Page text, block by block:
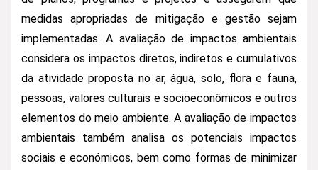
medidas apropriadas de mitigação e gestão sejam
implementadas. A avaliação de impactos ambientais
considera os impactos diretos, indiretos e cumulativos
da atividade proposta no ar, água, solo, flora e fauna,
pessoas, valores culturais e socioeconômicos e outros
elementos do meio ambiente. A avaliação de impactos
ambientais também analisa os potenciais impactos
sociais e económicos, bem como formas de minimizar